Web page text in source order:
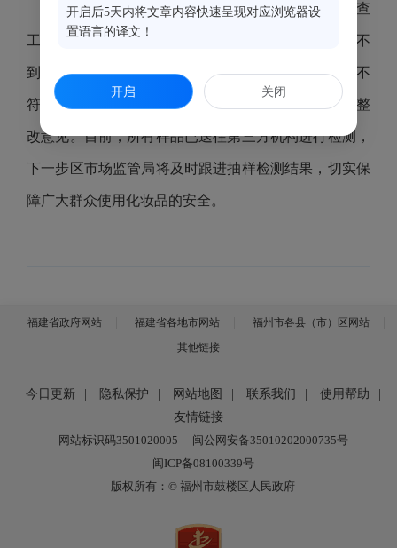
此次化妆品抽检工作将化妆品风险排查和监督抽查
工作紧密结合，对化妆品经营单位索证索票制度执行不
到位、进货查验和台账管理不规范、化妆品标识标签不
符合要求等存在的问题进行了现场指导培训，并提出整
改意见。目前，所有样品已送往第三方机构进行检测，
下一步区市场监管局将及时跟进抽样检测结果，切实保
障广大群众使用化妆品的安全。
福建省政府网站 福建省各地市网站
福州市各县（市）区网站
其他链接
今日更新 隐私保护 网站地图 联系我们 使用帮助
友情链接
网站标识码3501020005
闽公网安备35010202000735号
闽ICP备08100339号
版权所有：© 福州市鼓楼区人民政府
开启后5天内将文章内容快速呈现对应浏览器设
置语言的译文！
开启 关闭